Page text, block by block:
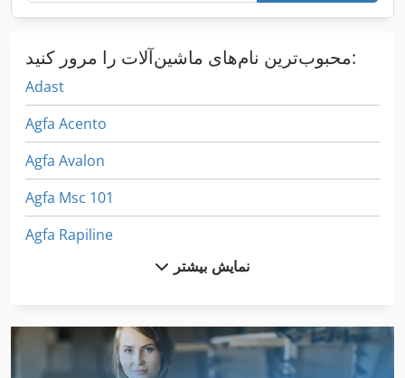
محبوب‌ترین نام‌های ماشین‌آلات را مرور کنید:
Adast
Agfa Acento
Agfa Avalon
Agfa Msc 101
Agfa Rapiline
Avalon
نمایش بیشتر